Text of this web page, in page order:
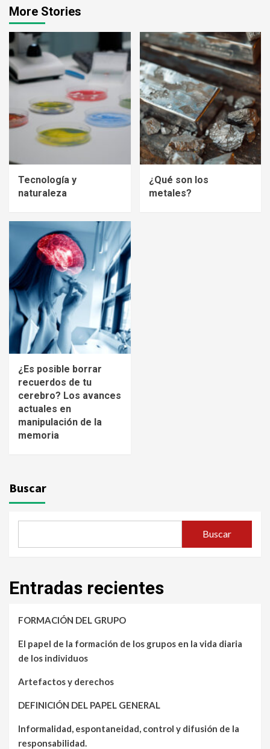
More Stories
Tecnología y
naturaleza
¿Qué son los
metales?
¿Es posible borrar
recuerdos de tu
cerebro? Los avances
actuales en
manipulación de la
memoria
Buscar
Buscar
Entradas recientes
FORMACIÓN DEL GRUPO
El papel de la formación de los grupos en la vida diaria
de los individuos
Artefactos y derechos
DEFINICIÓN DEL PAPEL GENERAL
Informalidad, espontaneidad, control y difusión de la
responsabilidad.